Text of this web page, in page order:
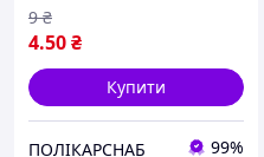
4.50₴
9 ₴
Купити
ПОЛІКАРСНАБ 99%